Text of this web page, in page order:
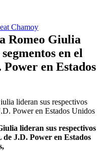
Chamoy
Romeo Giulia
en el
en Estados
lideran sus respectivos
de J.D. Power en Estados